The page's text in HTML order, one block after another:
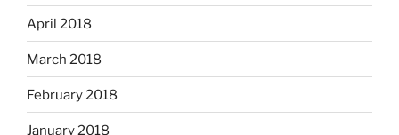
April 2018
March 2018
February 2018
January 2018